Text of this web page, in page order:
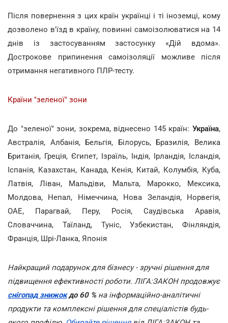
Після повернення з цих країн українці і ті іноземці, кому
дозволено в'їзд в країну, повинні самоізолюватися на 14
днів із застосуванням застосунку «Дій вдома».
Дострокове припинення самоізоляції можливе після
отримання негативного ПЛР-тесту.
Країни "зеленої" зони
До "зеленої" зони, зокрема, віднесено 145 країн: Україна,
Австралія, Албанія, Бельгія, Білорусь, Бразилія, Велика
Британія, Греція, Єгипет, Ізраїль, Індія, Ірландія, Ісландія,
Іспанія, Казахстан, Канада, Кенія, Китай, Колумбія, Куба,
Латвія, Ліван, Мальдіви, Мальта, Марокко, Мексика,
Молдова, Непал, Німеччина, Нова Зеландія, Норвегія,
ОАЕ, Парагвай, Перу, Росія, Саудівська Аравія,
Словаччина, Таїланд, Туніс, Узбекистан, Фінляндія,
Франція, Шрі-Ланка, Японія
Найкращий подарунок для бізнесу - зручні рішення для
підвищення ефективності роботи. ЛІГА:ЗАКОН продовжує
снігопад знижокдо 60 %на інформаційно-аналітичні
продукти та комплексні рішення для спеціалістів будь-